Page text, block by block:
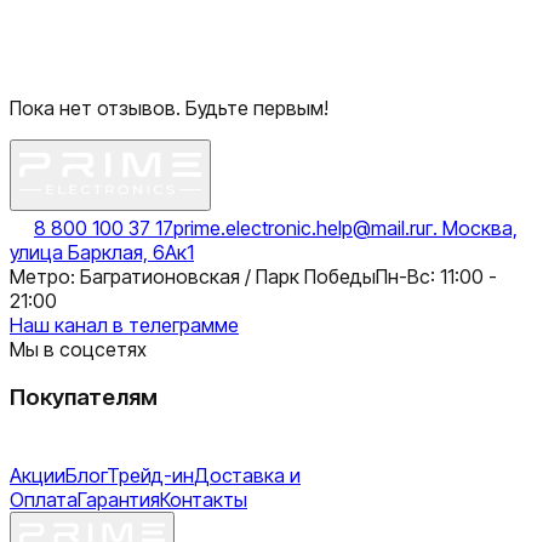
Пока нет отзывов. Будьте первым!
8 800 100 37 17prime.electronic.help@mail.ruг. Москва,
улица Барклая, 6Ак1
Метро: Багратионовская / Парк ПобедыПн-Вс: 11:00 -
21:00
Наш канал в телеграмме
Мы в соцсетях
Покупателям
АкцииБлогТрейд-инДоставка и
ОплатаГарантияКонтакты